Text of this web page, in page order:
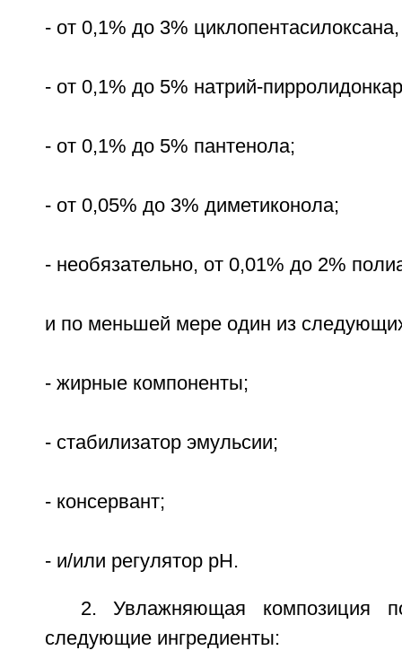
- от 0,1% до 3% циклопентасилоксана,
- от 0,1% до 5% натрий-
- от 0,1% до 5% пантенола;
- от 0,05% до 3% диметиконола;
- необязательно, от 0,01% до 2%
и по меньшей мере один из
- жирные компоненты;
- стабилизатор эмульсии;
- консервант;
- и/или регулятор pH.
2. Увлажняющая композиция
следующие ингредиенты: